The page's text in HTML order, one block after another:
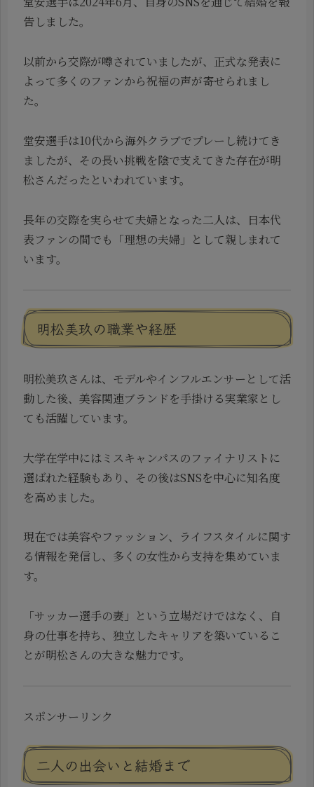
告しました。
以前から交際が噂されていましたが、正式な発表に
よって多くのファンから祝福の声が寄せられまし
た。
堂安選手は10代から海外クラブでプレーし続けてき
ましたが、その長い挑戦を陰で支えてきた存在が明
松さんだったといわれています。
長年の交際を実らせて夫婦となった二人は、日本代
表ファンの間でも「理想の夫婦」として親しまれて
います。
明松美玖の職業や経歴
明松美玖さんは、モデルやインフルエンサーとして活
動した後、美容関連ブランドを手掛ける実業家とし
ても活躍しています。
大学在学中にはミスキャンパスのファイナリストに
選ばれた経験もあり、その後はSNSを中心に知名度
を高めました。
現在では美容やファッション、ライフスタイルに関す
る情報を発信し、多くの女性から支持を集めていま
す。
「サッカー選手の妻」という立場だけではなく、自
身の仕事を持ち、独立したキャリアを築いているこ
とが明松さんの大きな魅力です。
スポンサーリンク
二人の出会いと結婚まで